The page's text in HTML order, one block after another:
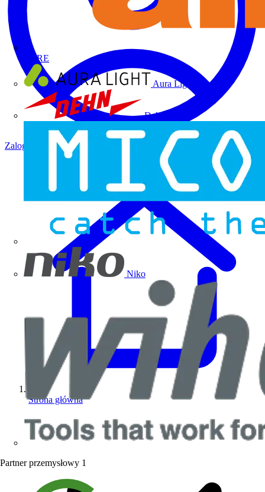
ALRE
Aura Light
Dehn
Niko
Partner przemysłowy 1
Zaloguj się Zarejestruj się
Strona główna